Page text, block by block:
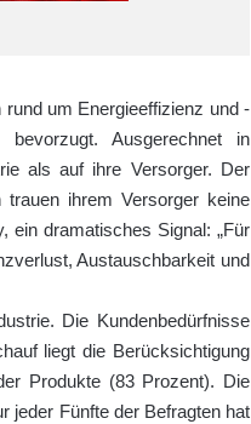
um Energieeffizienz und -
Ausgerechnet in
als auf ihre Versorger. Der
trauen ihrem Versorger keine
ein dramatisches Signal: „Für
Austauschbarkeit und
Die Kundenbedürfnisse
liegt die Berücksichtigung
Produkte (83 Prozent). Die
jeder Fünfte der Befragten hat